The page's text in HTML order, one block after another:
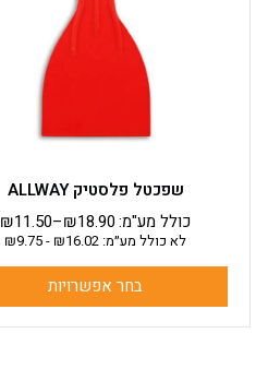
שפכטל פלסטיק ALLWAY
₪11.50–₪18.90כולל מע"מ:
לא כולל מע״מ: ₪16.02
-
₪9.75
בחר אפשרויות
לבחור
האפשרויות
המוצר